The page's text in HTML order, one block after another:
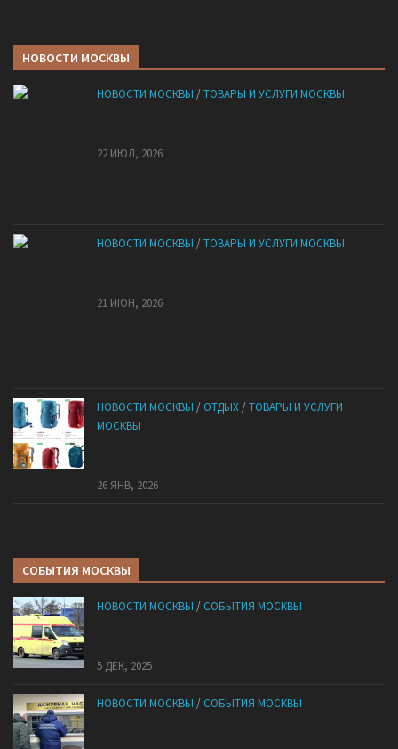
НОВОСТИ МОСКВЫ
НОВОСТИ МОСКВЫ /ТОВАРЫ И УСЛУГИ МОСКВЫ
22 ИЮЛ, 2026
НОВОСТИ МОСКВЫ /ТОВАРЫ И УСЛУГИ МОСКВЫ
21 ИЮН, 2026
НОВОСТИ МОСКВЫ / ОТДЫХ /ТОВАРЫ И УСЛУГИ
МОСКВЫ
26 ЯНВ, 2026
СОБЫТИЯ МОСКВЫ
НОВОСТИ МОСКВЫ / СОБЫТИЯ МОСКВЫ
5 ДЕК, 2025
НОВОСТИ МОСКВЫ / СОБЫТИЯ МОСКВЫ